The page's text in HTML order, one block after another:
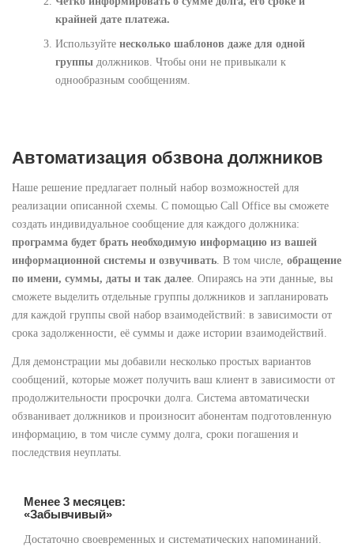
крайней дате платежа.
Используйте несколько шаблонов даже для одной
группы должников. Чтобы они не привыкали к
однообразным сообщениям.
Автоматизация обзвона должников
Наше решение предлагает полный набор возможностей для
реализации описанной схемы. С помощью Call Office вы сможете
создать индивидуальное сообщение для каждого должника:
программа будет брать необходимую информацию из вашей
информационной системы и озвучивать . В том числе, обращение
по имени, суммы, даты и так далее . Опираясь на эти данные, вы
сможете выделить отдельные группы должников и запланировать
для каждой группы свой набор взаимодействий: в зависимости от
срока задолженности, её суммы и даже истории взаимодействий.
Для демонстрации мы добавили несколько простых вариантов
сообщений, которые может получить ваш клиент в зависимости от
продолжительности просрочки долга. Система автоматически
обзванивает должников и произносит абонентам подготовленную
информацию, в том числе сумму долга, сроки погашения и
последствия неуплаты.
Менее 3 месяцев:
«Забывчивый»
Достаточно своевременных и систематических напоминаний.